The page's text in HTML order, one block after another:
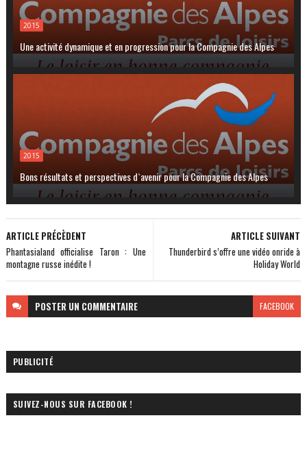
2015
Une activité dynamique et en progression pour la Compagnie des Alpes
2015
Bons résultats et perspectives d`avenir pour la Compagnie des Alpes
ARTICLE SUIVANT
Thunderbird s’offre une vidéo onride à
Holiday World
ARTICLE PRÉCÈDENT
Phantasialand officialise Taron : Une
montagne russe inédite !
POSTER UN COMMENTAIRE FACEBOOK
PUBLICITÉ
SUIVEZ-NOUS SUR FACEBOOK !